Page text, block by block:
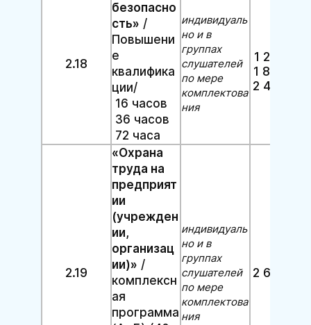
2.18
безопасно
сть» /
Повышени
е
квалифика
ции/
16 часов
36 часов
72 часа
индивидуаль
но и в
группах
слушателей
по мере
комплектова
ния
1 200
1 800
2 400
2.19
«Охрана
труда на
предприят
ии
(учрежден
ии,
организац
ии)» /
комплексн
ая
программа
индивидуаль
но и в
группах
слушателей
по мере
комплектова
ния
2 600